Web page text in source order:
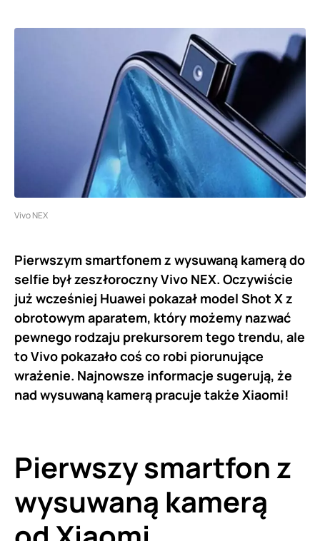
Vivo NEX
Pierwszym smartfonem z wysuwaną kamerą do
selfie był zeszłoroczny Vivo NEX. Oczywiście
już wcześniej Huawei pokazał model Shot X z
obrotowym aparatem, który możemy nazwać
pewnego rodzaju prekursorem tego trendu, ale
to Vivo pokazało coś co robi piorunujące
wrażenie. Najnowsze informacje sugerują, że
nad wysuwaną kamerą pracuje także Xiaomi!
Pierwszy smartfon z
wysuwaną kamerą